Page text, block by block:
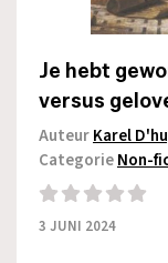
Je hebt
versus
AuteurKarel
CategorieNon-
3 JUNI 2024